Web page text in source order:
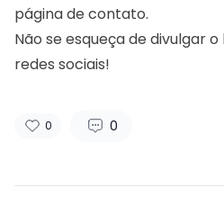
página de contato.
Não se esqueça de divulgar
redes sociais!
0 0